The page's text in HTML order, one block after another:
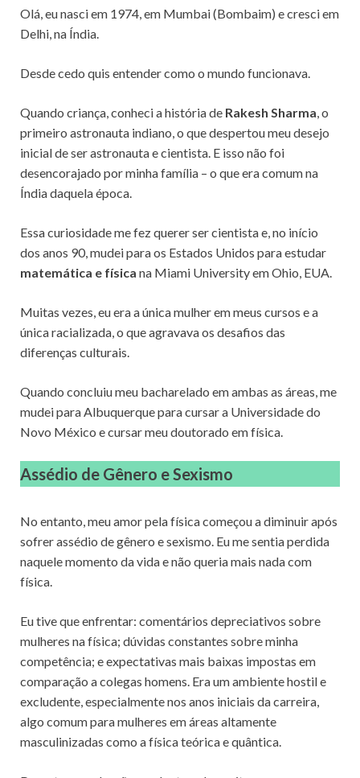
Olá, eu nasci em 1974, em Mumbai (Bombaim) e cresci em
Delhi, na Índia.
Desde cedo quis entender como o mundo funcionava.
Quando criança, conheci a história de Rakesh Sharma, o
primeiro astronauta indiano, o que despertou meu desejo
inicial de ser astronauta e cientista. E isso não foi
desencorajado por minha família – o que era comum na
Índia daquela época.
Essa curiosidade me fez querer ser cientista e, no início
dos anos 90, mudei para os Estados Unidos para estudar
matemática e física na Miami University em Ohio, EUA.
Muitas vezes, eu era a única mulher em meus cursos e a
única racializada, o que agravava os desafios das
diferenças culturais.
Quando concluiu meu bacharelado em ambas as áreas, me
mudei para Albuquerque para cursar a Universidade do
Novo México e cursar meu doutorado em física.
Assédio de Gênero e Sexismo
No entanto, meu amor pela física começou a diminuir após
sofrer assédio de gênero e sexismo. Eu me sentia perdida
naquele momento da vida e não queria mais nada com
física.
Eu tive que enfrentar: comentários depreciativos sobre
mulheres na física; dúvidas constantes sobre minha
competência; e expectativas mais baixas impostas em
comparação a colegas homens. Era um ambiente hostil e
excludente, especialmente nos anos iniciais da carreira,
algo comum para mulheres em áreas altamente
masculinizadas como a física teórica e quântica.